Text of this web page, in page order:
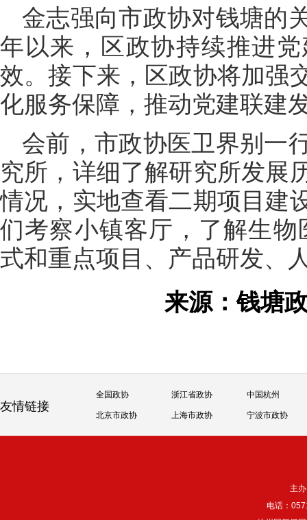
金志强向市政协对钱塘的
年以来，区政协持续推进
效。接下来，区政协将加强
化服务保障，推动党建联建
会前，市政协医卫界别一
究所，详细了解研究所发展
情况，实地查看二期项目建
们考察小镇客厅，了解生物
式和重点项目、产品研发、
来源：钱
友情链接
全国政协 浙江省政协 中国杭州
北京市政协 上海市政协 宁波市政协
主
电话：